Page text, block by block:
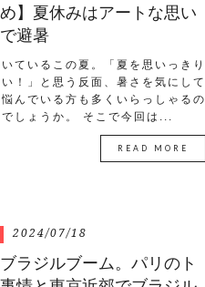
】夏休みはアートな思い
避暑
ているこの夏。「夏を思いっきり
！」と思う反面、暑さを気にして
んでいる方も多くいらっしゃるの
しょうか。 そこで今回は...
READ MORE
2024/07/18
ラジルブーム。パリのト